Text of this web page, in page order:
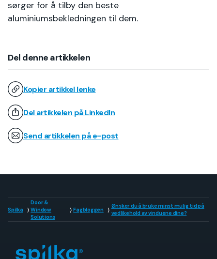
sørger for å tilby den beste
aluminiumsbekledningen til dem.
Del denne artikkelen
Kopier artikkel lenke
Del artikkelen på LinkedIn
Send artikkelen på e-post
Spilka
Door &
Window
Solutions
Fagbloggen
Ønsker du å bruke minst mulig tid på
vedlikehold av vinduene dine?